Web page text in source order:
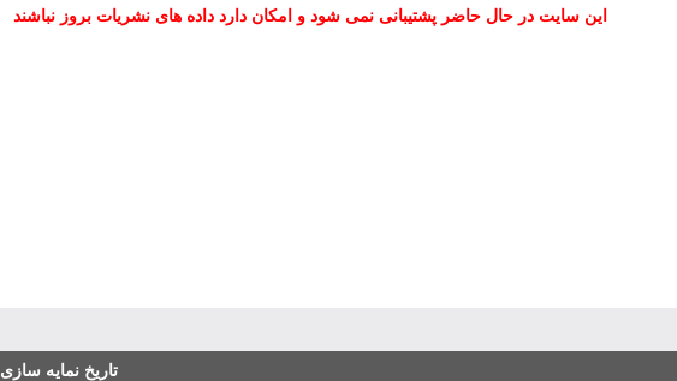
این سایت در حال حاضر پشتیبانی نمی شود و امکان دارد داده های نشریات بروز نباشند
تاریخ نمایه سازی